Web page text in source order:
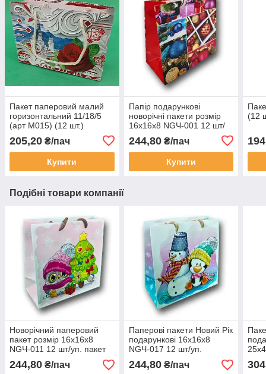
Пакет паперовий малий
горизонтальний 11/18/5
(арт М015) (12 шт.)
205,20 ₴/пач
Купити
Папір подарункові
новорічні пакети розмір
16х16х8 NGЧ-001 12 шт/
244,80₴/пач
Купити
(12
Подібні товари компанії
Новорічний паперовий
пакет розмір 16х16х8
NGЧ-011 12 шт/уп. пакет
під подарунки новорічна
упаковка
244,80 ₴/пач
Паперові пакети Новий Рік
подарункові 16х16х8
NGЧ-017 12 шт/уп.
новорічна упаковка
244,80₴/пач
шт/